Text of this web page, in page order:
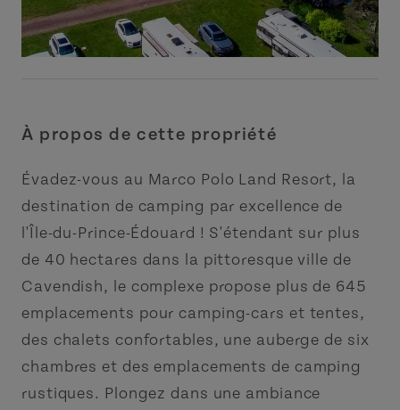
À propos de cette propriété
Évadez-vous au Marco Polo Land Resort, la
destination de camping par excellence de
l'Île-du-Prince-Édouard ! S'étendant sur plus
de 40 hectares dans la pittoresque ville de
Cavendish, le complexe propose plus de 645
emplacements pour camping-cars et tentes,
des chalets confortables, une auberge de six
chambres et des emplacements de camping
rustiques. Plongez dans une ambiance